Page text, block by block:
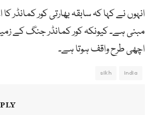
انہوں نے کہا کہ سابقہ بھارتی کور کمانڈر
مبنی ہے۔ کیونکہ کور کمانڈر جنگ کے
اچھی طرح واقف ہوتا ہے۔
india
sikh